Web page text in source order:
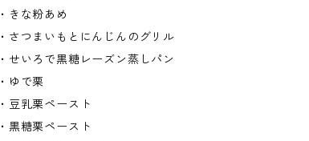
・きな粉あめ
・さつまいもとにんじんのグリル
・せいろで黒糖レーズン蒸しパン
・ゆで栗
・豆乳栗ペースト
・黒糖栗ペースト